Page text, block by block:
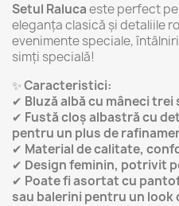
Setul Ralucaeste perfect
eleganța clasică și detaliile
evenimente speciale,
simți specială!
✨Caracteristici:
✔ Bluză albă cu mâneci
✔ Fustă cloș albastră cu
pentru un plus de
✔ Material de calitate,
✔ Design feminin, potrivit
✔ Poate fi asortat cu
sau balerini pentru un look